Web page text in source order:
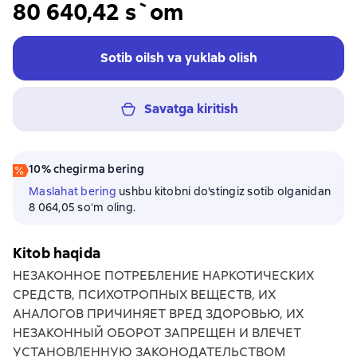
80 640,42 s`om
Sotib oilsh va yuklab olish
Savatga kiritish
10% chegirma bering
Maslahat bering ushbu kitobni do'stingiz sotib olganidan
8 064,05 soʻm oling.
Kitob haqida
НЕЗАКОННОЕ ПОТРЕБЛЕНИЕ НАРКОТИЧЕСКИХ
СРЕДСТВ, ПСИХОТРОПНЫХ ВЕЩЕСТВ, ИХ
АНАЛОГОВ ПРИЧИНЯЕТ ВРЕД ЗДОРОВЬЮ, ИХ
НЕЗАКОННЫЙ ОБОРОТ ЗАПРЕЩЕН И ВЛЕЧЕТ
УСТАНОВЛЕННУЮ ЗАКОНОДАТЕЛЬСТВОМ